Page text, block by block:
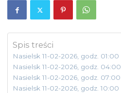
Spis treści
Nasielsk 11-02-2026, godz. 01:00
Nasielsk 11-02-2026, godz. 04:00
Nasielsk 11-02-2026, godz. 07:00
Nasielsk 11-02-2026, godz. 10:00